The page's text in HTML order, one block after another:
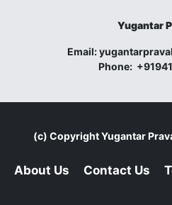
Yugantar
Email:
Phone:
(c) CopyrightYugantar
About Us Contact Us